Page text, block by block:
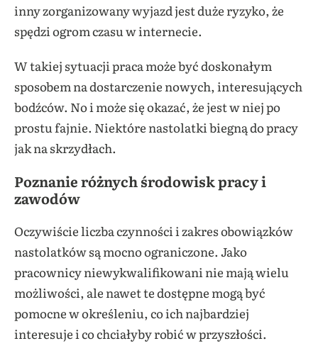
inny zorganizowany wyjazd jest duże ryzyko, że
spędzi ogrom czasu w internecie.
W takiej sytuacji praca może być doskonałym
sposobem na dostarczenie nowych, interesujących
bodźców. No i może się okazać, że jest w niej po
prostu fajnie. Niektóre nastolatki biegną do pracy
jak na skrzydłach.
Poznanie różnych środowisk pracy i
zawodów
Oczywiście liczba czynności i zakres obowiązków
nastolatków są mocno ograniczone. Jako
pracownicy niewykwalifikowani nie mają wielu
możliwości, ale nawet te dostępne mogą być
pomocne w określeniu, co ich najbardziej
interesuje i co chciałyby robić w przyszłości.